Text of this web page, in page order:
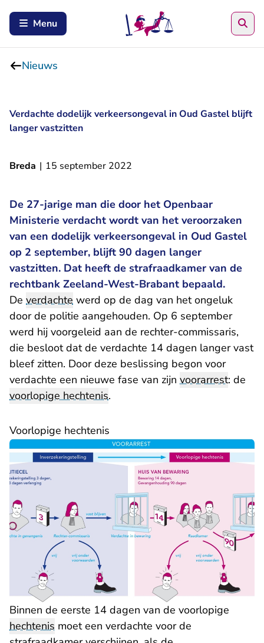
Menu
Nieuws
Verdachte dodelijk verkeersongeval in Oud Gastel blijft
langer vastzitten
Breda | 15 september 2022
De 27-jarige man die door het Openbaar
Ministerie verdacht wordt van het veroorzaken
van een dodelijk verkeersongeval in Oud Gastel
op 2 september, blijft 90 dagen langer
vastzitten. Dat heeft de strafraadkamer van de
rechtbank Zeeland-West-Brabant bepaald.
De verdachte werd op de dag van het ongeluk
door de politie aangehouden. Op 6 september
werd hij voorgeleid aan de rechter-commissaris,
die besloot dat de verdachte 14 dagen langer vast
bleef zitten. Door deze beslissing begon voor
verdachte een nieuwe fase van zijn voorarrest: de
voorlopige hechtenis.
Voorlopige hechtenis
Binnen de eerste 14 dagen van de voorlopige
hechtenis moet een verdachte voor de